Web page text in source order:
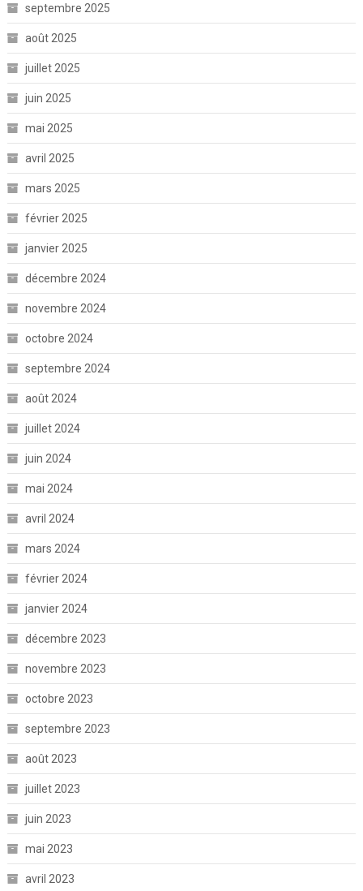
septembre 2025
août 2025
juillet 2025
juin 2025
mai 2025
avril 2025
mars 2025
février 2025
janvier 2025
décembre 2024
novembre 2024
octobre 2024
septembre 2024
août 2024
juillet 2024
juin 2024
mai 2024
avril 2024
mars 2024
février 2024
janvier 2024
décembre 2023
novembre 2023
octobre 2023
septembre 2023
août 2023
juillet 2023
juin 2023
mai 2023
avril 2023